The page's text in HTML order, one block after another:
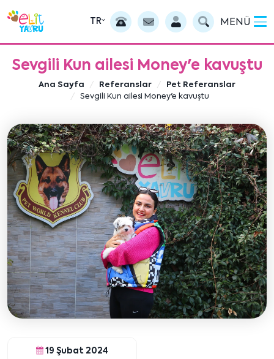
TR MENÜ
Sevgili Kun ailesi Money'e kavuştu
Ana Sayfa Referanslar
Pet Referanslar
Sevgili Kun ailesi Money'e kavuştu
19 Şubat 2024